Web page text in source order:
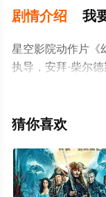
剧情介绍 我
星空影院动作片《
执导，安拜·柴尔
演绎的美国电影
视猫或剧情网等平
猜你喜欢